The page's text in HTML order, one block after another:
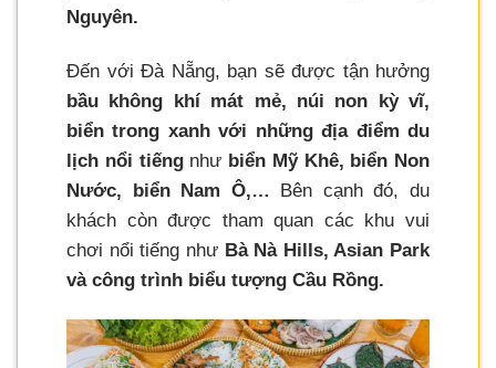
Nguyên.
Đến với Đà Nẵng, bạn sẽ được tận hưởng
bầu không khí mát mẻ, núi non kỳ vĩ,
biển trong xanh với những địa điểm du
lịch nổi tiếngnhư biển Mỹ Khê, biển Non
Nước, biển Nam Ô,… Bên cạnh đó, du
khách còn được tham quan các khu vui
chơi nổi tiếng như Bà Nà Hills, Asian Park
và công trình biểu tượng Cầu Rồng.